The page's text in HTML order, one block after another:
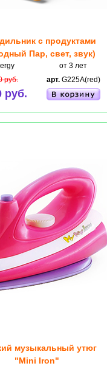
с продуктами
Пар, свет, звук)
от 3 лет
руб.
руб.
арт.G225A(red)
музыкальный утюг
"Mini Iron"